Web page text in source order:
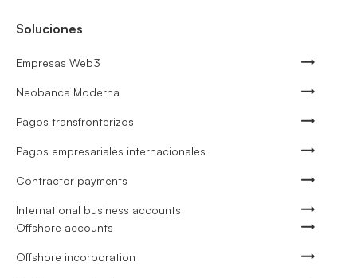
Soluciones
Empresas Web3
Neobanca Moderna
Pagos transfronterizos
Pagos empresariales internacionales
Contractor payments
International business accounts
Offshore accounts
Offshore incorporation